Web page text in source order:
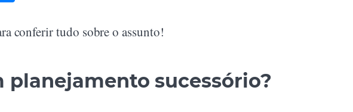
conferir tudo sobre o assunto!
planejamento sucessório?